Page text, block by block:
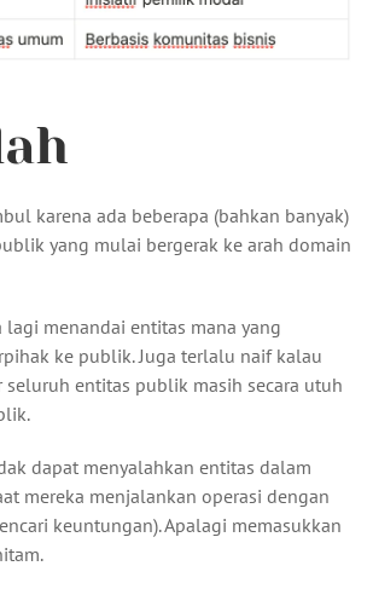
karena ada beberapa (bahkan banyak)
yang mulai bergerak ke arah domain
menandai entitas mana yang
ke publik. Juga terlalu naif kalau
seluruh entitas publik masih secara utuh
dapat menyalahkan entitas dalam
mereka menjalankan operasi dengan
keuntungan). Apalagi memasukkan